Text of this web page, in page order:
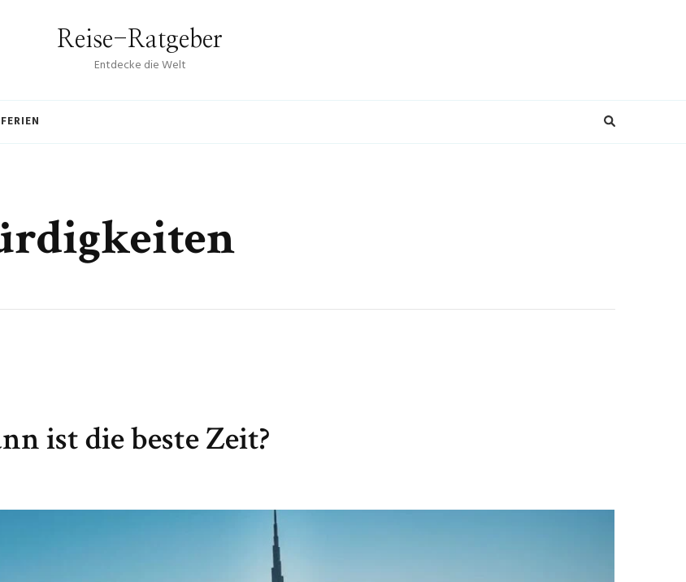
Reise-Ratgeber
Entdecke die Welt
FERIEN
ist die beste Zeit?